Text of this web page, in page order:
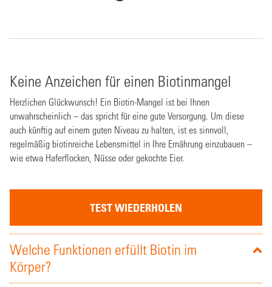
Keine Anzeichen für einen Biotinmangel
Herzlichen Glückwunsch! Ein Biotin-Mangel ist bei Ihnen
unwahrscheinlich – das spricht für eine gute Versorgung. Um diese
auch künftig auf einem guten Niveau zu halten, ist es sinnvoll,
regelmäßig biotinreiche Lebensmittel in Ihre Ernährung einzubauen –
wie etwa Haferflocken, Nüsse oder gekochte Eier.
TEST WIEDERHOLEN
Welche Funktionen erfüllt Biotin im
Körper?